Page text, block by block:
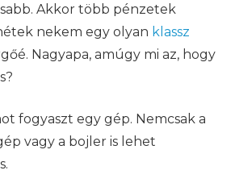
Akkor több pénzetek
nekem egy olyan klassz
Nagyapa, amúgy mi az, hogy
fogyaszt egy gép. Nemcsak a
vagy a bojler is lehet